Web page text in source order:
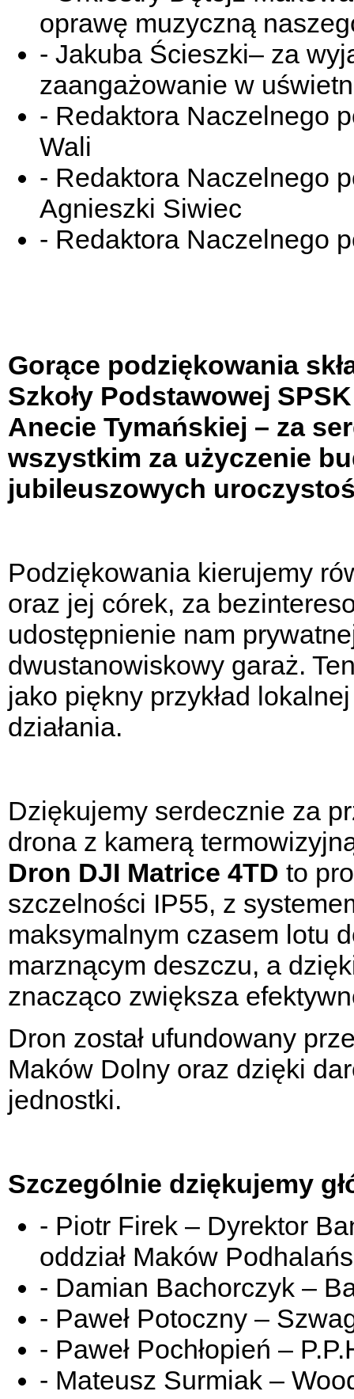
oprawę muzyczną
- Jakuba Ścieszki– za
zaangażowanie w
- Redaktora Naczelnego
Wali
- Redaktora Naczelnego
Agnieszki Siwiec
- Redaktora Naczelnego
Gorące podziękowania
Szkoły Podstawowej
Anecie Tymańskiej – za
wszystkim za użyczenie
jubileuszowych
Podziękowania kierujemy
oraz jej córek, za
udostępnienie nam
dwustanowiskowy garaż.
jako piękny przykład
działania.
Dziękujemy serdecznie za
drona z kamerą
Dron DJI Matrice 4TD to
szczelności IP55, z
maksymalnym czasem lotu
marznącym deszczu, a
znacząco zwiększa
Dron został ufundowany
Maków Dolny oraz dzięki
jednostki.
Szczególnie dziękujemy
- Piotr Firek – Dyrektor
oddział Maków
- Damian Bachorczyk –
- Paweł Potoczny –
- Paweł Pochłopień –
- Mateusz Surmiak –